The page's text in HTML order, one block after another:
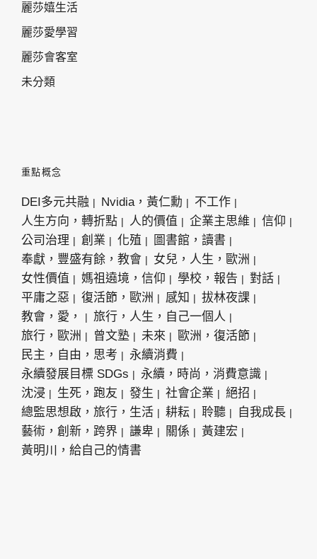
麗莎嬉生活
麗莎愛學習
麗莎會客室
未分類
重點概念
DEI多元共融 Nvidia，黃仁勳
不工作
人生方向，轉折點
人的價值 企業主思維
信仰
公司治理
創業 化殖
圖書館，讀書
奉獻，豐盛有餘，教會
女兒，人生，歐洲
女性價值
媽祖遶境，信仰 學校，報告
對話
平庸之惡
復活節，歐洲 感知
拔林夜課
教會，愛，
旅行，人生，自己一個人
旅行，歐洲
曾文塾 未來
歐洲，復活節
民主，自由，思考
永續消費
永續發展目標 SDGs
永續，時尚，消費意識
沈浸
生死，跑友 發生 社會企業
絕招
總監思想啟，旅行，生活
耕耘 聆聽
自我成長
藝術，創新，跨界
謙卑 關係
黃建宏
黃明川，給自己的情書